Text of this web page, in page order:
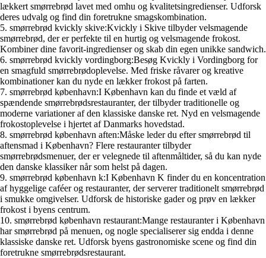
lækkert smørrebrød lavet med omhu og kvalitetsingredienser. Udforsk
deres udvalg og find din foretrukne smagskombination.
5. smørrebrød kvickly skive:Kvickly i Skive tilbyder velsmagende
smørrebrød, der er perfekte til en hurtig og velsmagende frokost.
Kombiner dine favorit-ingredienser og skab din egen unikke sandwich.
6. smørrebrød kvickly vordingborg:Besøg Kvickly i Vordingborg for
en smagfuld smørrebrødoplevelse. Med friske råvarer og kreative
kombinationer kan du nyde en lækker frokost på farten.
7. smørrebrød københavn:I København kan du finde et væld af
spændende smørrebrødsrestauranter, der tilbyder traditionelle og
moderne variationer af den klassiske danske ret. Nyd en velsmagende
frokostoplevelse i hjertet af Danmarks hovedstad.
8. smørrebrød københavn aften:Måske leder du efter smørrebrød til
aftensmad i København? Flere restauranter tilbyder
smørrebrødsmenuer, der er velegnede til aftenmåltider, så du kan nyde
den danske klassiker når som helst på dagen.
9. smørrebrød københavn k:I København K finder du en koncentration
af hyggelige caféer og restauranter, der serverer traditionelt smørrebrød
i smukke omgivelser. Udforsk de historiske gader og prøv en lækker
frokost i byens centrum.
10. smørrebrød københavn restaurant:Mange restauranter i København
har smørrebrød på menuen, og nogle specialiserer sig endda i denne
klassiske danske ret. Udforsk byens gastronomiske scene og find din
foretrukne smørrebrødsrestaurant.